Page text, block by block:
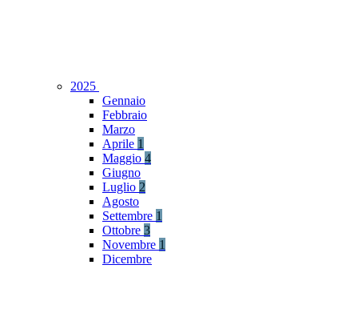
2025
Gennaio
Febbraio
Marzo
Aprile 1
Maggio 4
Giugno
Luglio 2
Agosto
Settembre 1
Ottobre 3
Novembre 1
Dicembre